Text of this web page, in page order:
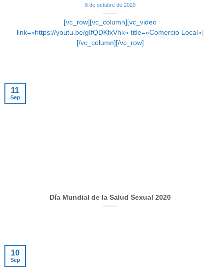
6 de octubre de 2020
[vc_row][vc_column][vc_video
link=»https://youtu.be/gIfQDKfxVhk» title=»Comercio Local»]
[/vc_column][/vc_row]
Día Mundial de la Salud Sexual 2020
11
Sep
10
Sep